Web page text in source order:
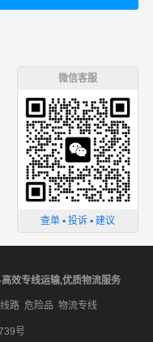
微信客服
查单 ▪ 投诉 ▪ 建议
效专线运输,优质物流服务
线路 危险品 物流专线
号